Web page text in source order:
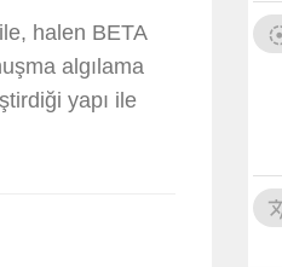
halen BETA
algılama
yapı ile